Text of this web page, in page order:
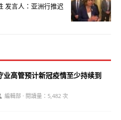
发言人：亚洲行推迟
业高管预计新冠疫情至少持续到
編輯部 · 閱讀量：5,482 次